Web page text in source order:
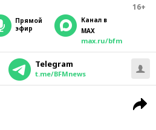
16+
прямой
эфир
Канал в
MAX
max.ru/bfm
Telegram
t.me/BFMnews